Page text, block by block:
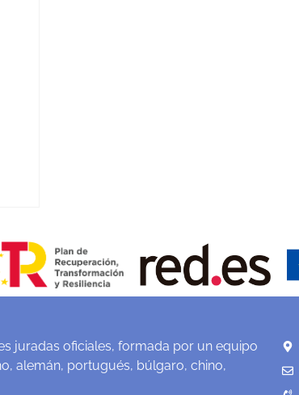
juradas oficiales, formada por un equipo
alemán, portugués, búlgaro, chino,